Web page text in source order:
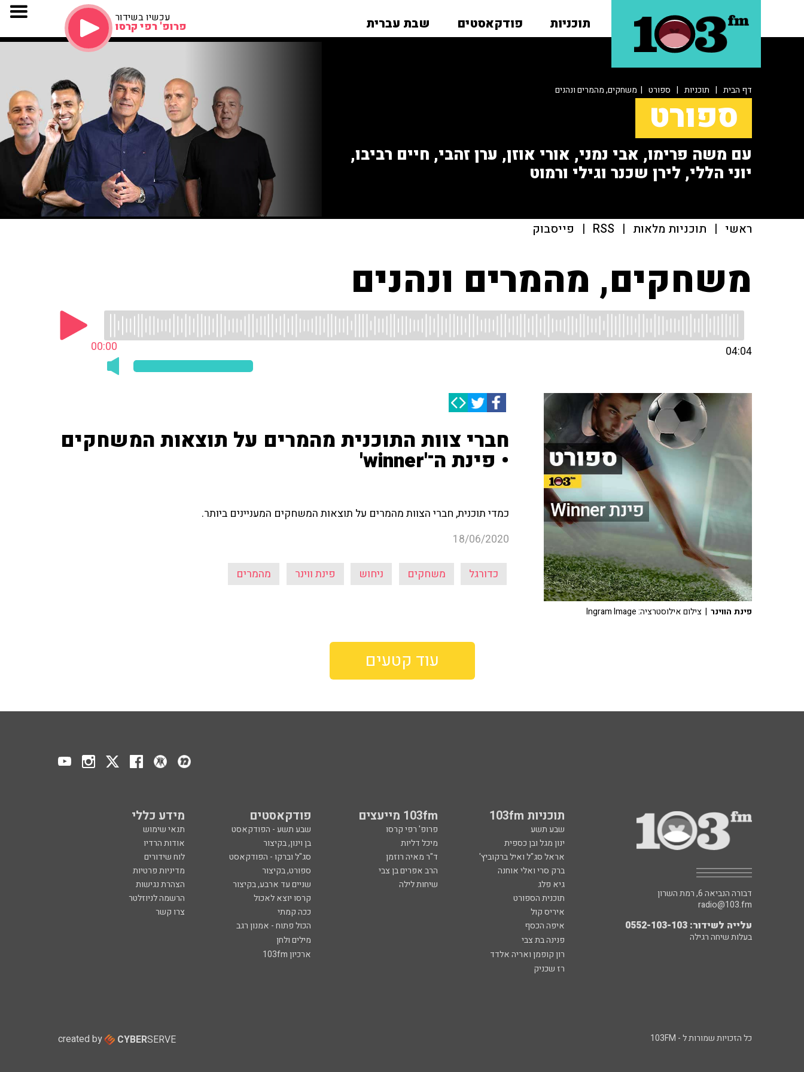
תוכניות פודקאסטים שבת עברית עכשיו בשידור
פרופ' רפי קרסו
דף הבית | תוכניות | ספורט | משחקים, מהמרים ונהנים
ספורט
עם משה פרימו, אבי נמני, אורי אוזן, ערן זהבי, חיים רביבו,
יוני הללי, לירן שכנר וגילי ורמוט
ראשי | תוכניות מלאות |
RSS
| פייסבוק
משחקים, מהמרים ונהנים
00:00 04:04
חברי צוות התוכנית מהמרים על תוצאות המשחקים
• פינת ה־'winner'
כמדי תוכנית, חברי הצוות מהמרים על תוצאות המשחקים המעניינים ביותר.
18/06/2020
כדורגל משחקים ניחוש פינת ווינר מהמרים
פינת הווינר | צילום אילוסטרציה: Ingram Image
עוד קטעים
תוכניות 103fm 103fm מייעצים פודקאסטים מידע כללי
שבע תשע פרופ' רפי קרסו שבע תשע - הפודקאסט
תנאי שימוש
ינון מגל ובן כספית
מיכל דליות בן וינון, בקיצור
אודות הרדיו
אראל סג"ל ואיל ברקוביץ'
ד"ר מאיה רוזמן סג"ל וברקו - הפודקאסט
לוח שידורים
ברק סרי ואלי אוחנה
הרב אפרים בן צבי ספורט, בקיצור
מדיניות פרטיות
גיא פלג
שיחות לילה שניים עד ארבע, בקיצור
הצהרת נגישות
תוכנית הספורט
קרסו יוצא לאכול
הרשמה לניוזלטר
איריס קול
ככה קמתי
צרו קשר
איפה הכסף
הכול פתוח - אמנון רגב
פנינה בת צבי
מילים ולחן
רון קופמן ואריה אלדד
ארכיון 103fm
רז שכניק
דבורה הנביאה 6, רמת השרון
radio@103.fm
עלייה לשידור: 0552-103-103
בעלות שיחה רגילה
כל הזכויות שמורות ל - 103FM created by CYBERSERVE